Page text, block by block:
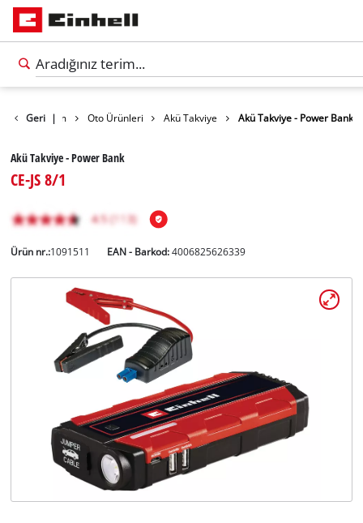
TRTürkçe
Geri |
ve Yaşam Oto Ürünleri Akü Takviye Akü Takviye - Power Bank
Akü Takviye - Power Bank
CE-JS 8/1
Ürün nr.:1091511 EAN - Barkod:4006825626339